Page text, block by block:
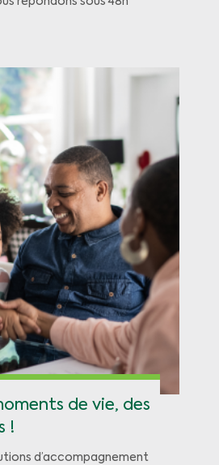
de vie, des
!
d’accompagnement